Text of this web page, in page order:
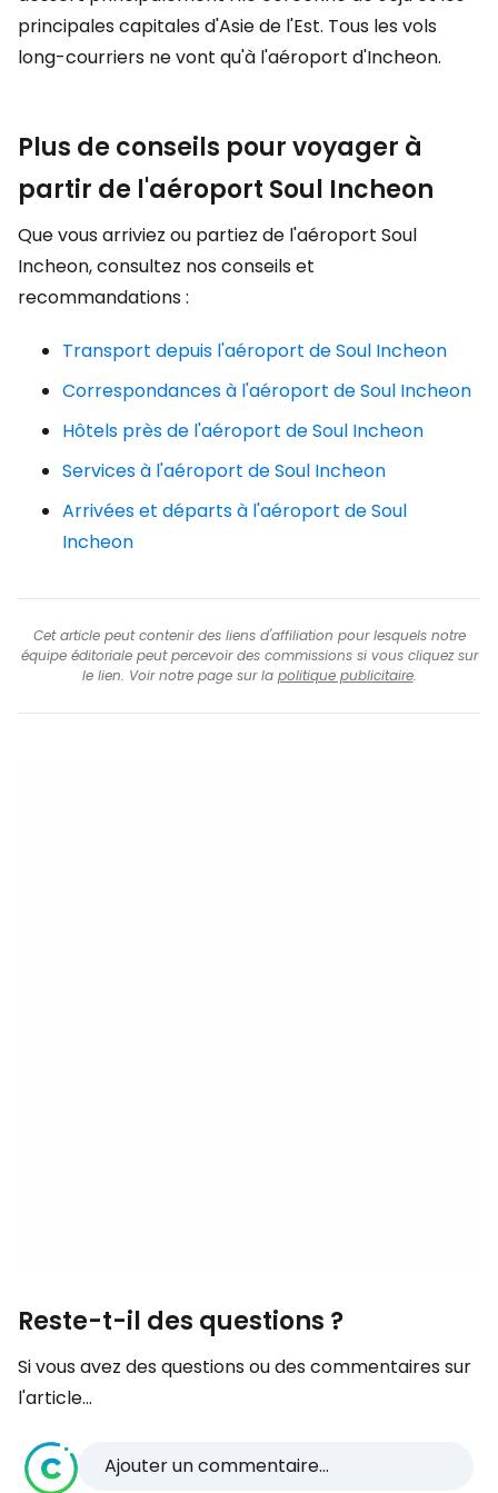
principales capitales d'Asie de l'Est. Tous les vols
long-courriers ne vont qu'à l'aéroport d'Incheon.
Plus de conseils pour voyager à
partir de l'aéroport Soul Incheon
Que vous arriviez ou partiez de l'aéroport Soul
Incheon, consultez nos conseils et
recommandations :
Transport depuis l'aéroport de Soul Incheon
Correspondances à l'aéroport de Soul Incheon
Hôtels près de l'aéroport de Soul Incheon
Services à l'aéroport de Soul Incheon
Arrivées et départs à l'aéroport de Soul
Incheon
Cet article peut contenir des liens d'affiliation pour lesquels notre
équipe éditoriale peut percevoir des commissions si vous cliquez sur
le lien. Voir notre page sur la politique publicitaire.
Reste-t-il des questions ?
Si vous avez des questions ou des commentaires sur
l'article...
Ajouter un commentaire...